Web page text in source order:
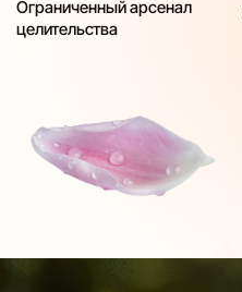
Ограниченный арсенал
целительства